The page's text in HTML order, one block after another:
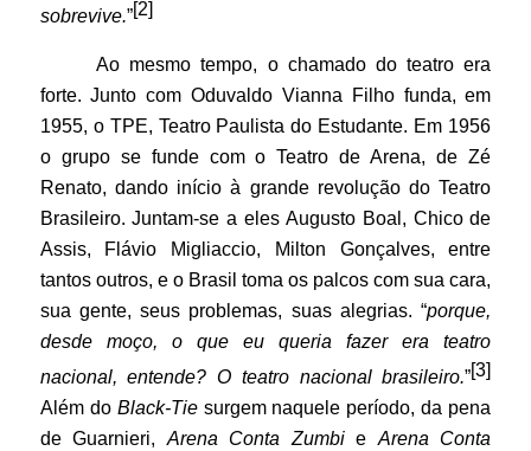
sobrevive.”[2]
Ao mesmo tempo, o chamado do teatro era
forte. Junto com Oduvaldo Vianna Filho funda, em
1955, o TPE, Teatro Paulista do Estudante. Em 1956
o grupo se funde com o Teatro de Arena, de Zé
Renato, dando início à grande revolução do Teatro
Brasileiro. Juntam-se a eles Augusto Boal, Chico de
Assis, Flávio Migliaccio, Milton Gonçalves, entre
tantos outros, e o Brasil toma os palcos com sua cara,
sua gente, seus problemas, suas alegrias. “porque,
desde moço, o que eu queria fazer era teatro
nacional, entende? O teatro nacional brasileiro.”[3]
Além do Black-Tiesurgem naquele período, da pena
de Guarnieri, Arena Conta Zumbie Arena Conta